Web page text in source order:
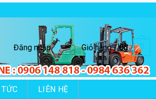
Đăng nhập Giỏ hàng /0₫ 0
LIÊN HỆ